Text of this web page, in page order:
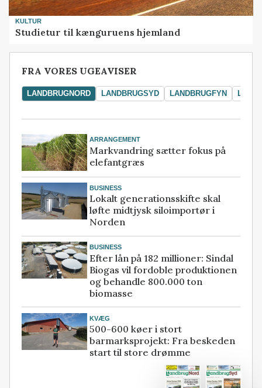
KULTUR
Studietur til kænguruens hjemland
FRA VORES UGEAVISER
LANDBRUGNORD LANDBRUGSYD LANDBRUGFYN
ARRANGEMENT
Markvandring sætter fokus på
elefantgræs
BUSINESS
Lokalt generationsskifte skal
løfte midtjysk siloimportør i
Norden
BUSINESS
Efter lån på 182 millioner: Sindal
Biogas vil fordoble produktionen
og behandle 800.000 ton
biomasse
KVÆG
500-600 køer i stort
barmarksprojekt: Fra beskeden
start til store drømme